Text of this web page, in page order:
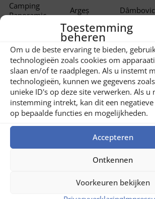
Toestemming
beheren
Om u de beste ervaring te bieden,
technologieën zoals cookies om
slaan en/of te raadplegen. Als u instemt
technologieën, kunnen we gegevens
unieke ID's op deze site verwerken. Als
instemming intrekt, kan dit een
op bepaalde functies en mogelijkheden.
Accepteren
Ontkennen
Voorkeuren bekijken
Camping
Panoramic
Argeș
Camping
Calaretii lui
Tepes
Argeș Arefu
Camping Lacu
Brăila Lacu Sărat